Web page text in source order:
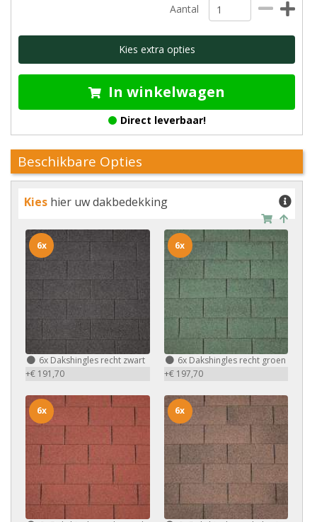
Aantal
Kies extra opties
In winkelwagen
Direct leverbaar!
Beschikbare Opties
Kies hier uw dakbedekking
6x Dakshingles recht zwart
+€ 191,70
6x
6xDakshingles recht groen
+€ 197,70
6x
6x 6x